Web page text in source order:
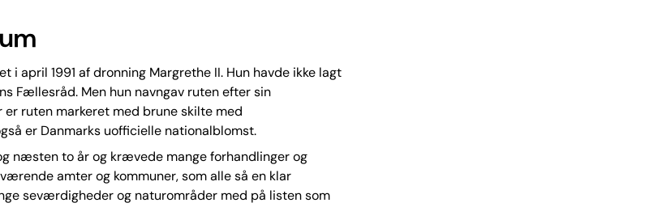
i april 1991 af dronning Margrethe II. Hun havde ikke lagt
Fællesråd. Men hun navngav ruten efter sin
ruten markeret med brune skilte med
er Danmarks uofficielle nationalblomst.
næsten to år og krævede mange forhandlinger og
amter og kommuner, som alle så en klar
seværdigheder og naturområder med på listen som